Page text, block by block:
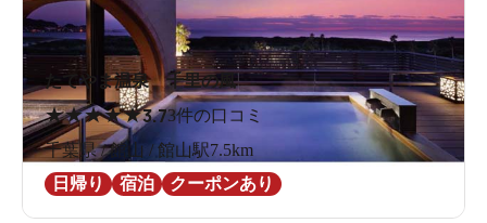
たてやま温泉 千里の風
★★★★★3.73件の口コミ
千葉県 / 館山 / 館山駅7.5km
日帰り
宿泊 クーポンあり